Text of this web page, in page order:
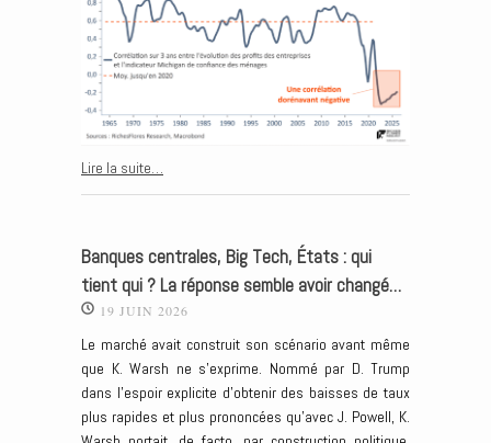
Lire la suite…
Banques centrales, Big Tech, États : qui
tient qui ? La réponse semble avoir changé…
19 JUIN 2026
Le marché avait construit son scénario avant même
que K. Warsh ne s’exprime. Nommé par D. Trump
dans l’espoir explicite d’obtenir des baisses de taux
plus rapides et plus prononcées qu’avec J. Powell, K.